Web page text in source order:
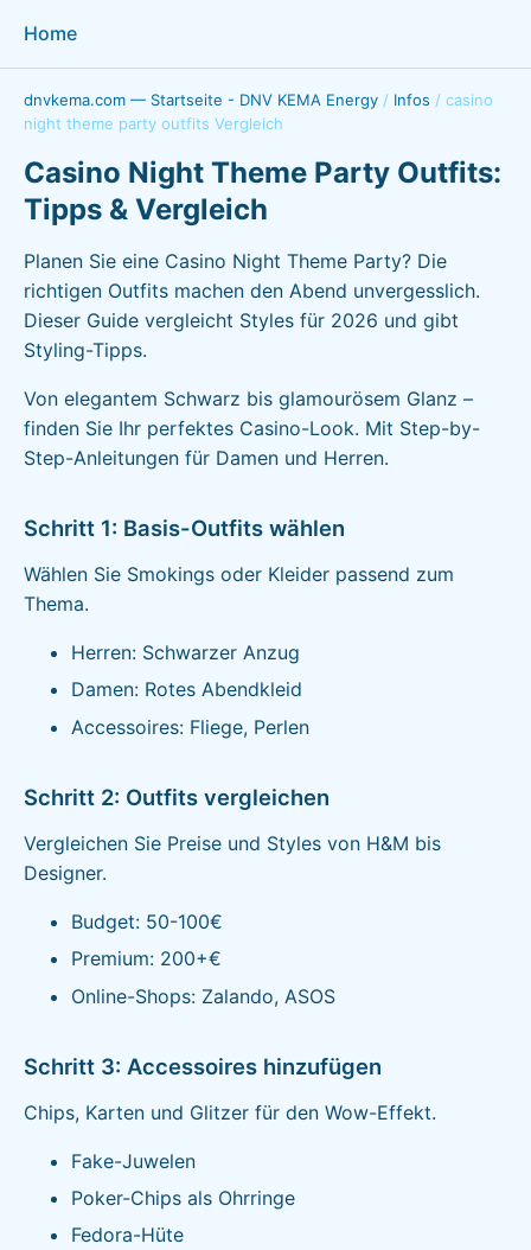
Home
dnvkema.com — Startseite - DNV KEMA Energy / Infos / casino
night theme party outfits Vergleich
Casino Night Theme Party Outfits:
Tipps & Vergleich
Planen Sie eine Casino Night Theme Party? Die
richtigen Outfits machen den Abend unvergesslich.
Dieser Guide vergleicht Styles für 2026 und gibt
Styling-Tipps.
Von elegantem Schwarz bis glamourösem Glanz –
finden Sie Ihr perfektes Casino-Look. Mit Step-by-
Step-Anleitungen für Damen und Herren.
Schritt 1: Basis-Outfits wählen
Wählen Sie Smokings oder Kleider passend zum
Thema.
Herren: Schwarzer Anzug
Damen: Rotes Abendkleid
Accessoires: Fliege, Perlen
Schritt 2: Outfits vergleichen
Vergleichen Sie Preise und Styles von H&M bis
Designer.
Budget: 50-100€
Premium: 200+€
Online-Shops: Zalando, ASOS
Schritt 3: Accessoires hinzufügen
Chips, Karten und Glitzer für den Wow-Effekt.
Fake-Juwelen
Poker-Chips als Ohrringe
Fedora-Hüte